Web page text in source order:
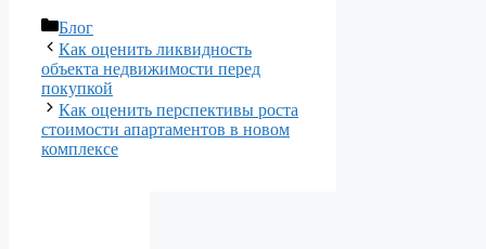
Рубрики
Блог
Как оценить ликвидность
объекта недвижимости перед
покупкой
Как оценить перспективы роста
стоимости апартаментов в новом
комплексе